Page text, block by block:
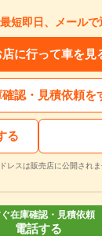
短即日、メールで
店に行って車を見
認・見積依頼を
る
レスは販売店に公開されま
在庫確認・見積依頼
電話する